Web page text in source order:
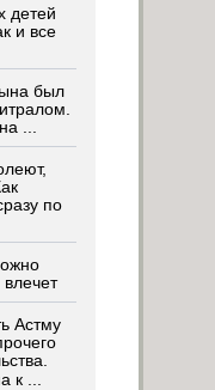
детей
и все
был
...
по
Астму
к ...